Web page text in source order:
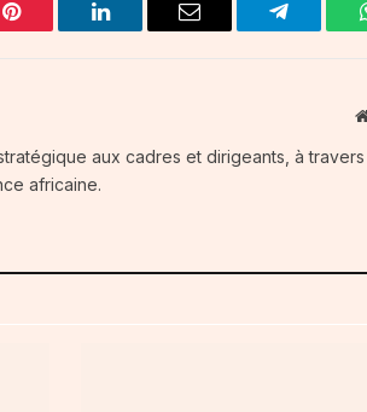
Pinterest LinkedIn Email Telegram
aux cadres et dirigeants, à
africaine.